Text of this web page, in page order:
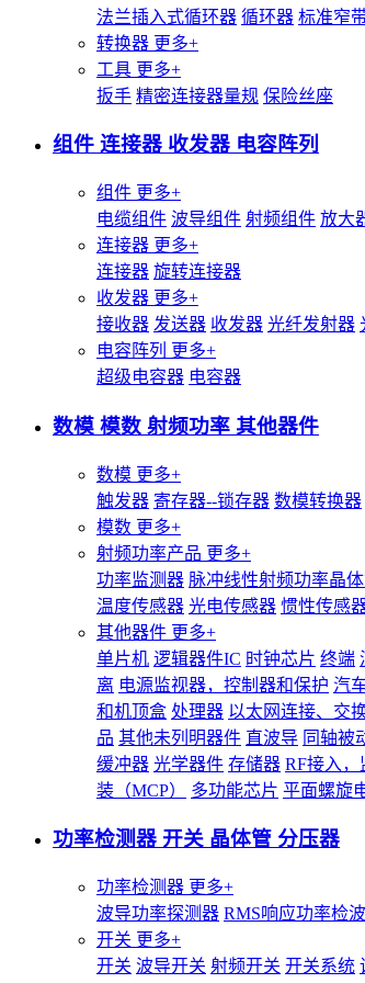
法兰插入式循环器 循环器 标准窄
转换器 更多+
工具 更多+
扳手 精密连接器量规 保险丝座
组件 连接器 收发器 电容阵列
组件 更多+
电缆组件 波导组件 射频组件 放大
连接器 更多+
连接器 旋转连接器
收发器 更多+
接收器 发送器 收发器 光纤发射器
电容阵列 更多+
超级电容器 电容器
数模 模数 射频功率 其他器件
数模 更多+
触发器 寄存器--锁存器 数模转换器
模数 更多+
射频功率产品 更多+
功率监测器 脉冲线性射频功率晶
温度传感器 光电传感器 惯性传感
其他器件 更多+
单片机 逻辑器件IC 时钟芯片 终端
离 电源监视器，控制器和保护 汽
和机顶盒 处理器 以太网连接、交
品 其他未列明器件 直波导 同轴被
缓冲器 光学器件 存储器 RF接入，
装（MCP）
多功能芯片 平面螺旋
功率检测器 开关 晶体管 分压器
功率检测器 更多+
波导功率探测器 RMS响应功率检
开关 更多+
开关 波导开关 射频开关 开关系统